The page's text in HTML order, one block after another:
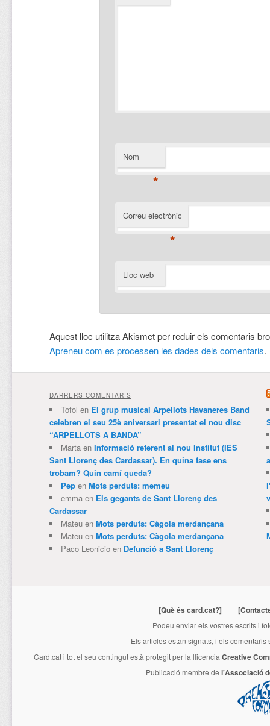
Nom
*
Correu electrònic
*
Lloc web
Aquest lloc utilitza Akismet per reduir els comentaris
Apreneu com es processen les dades dels comentaris.
DARRERS COMENTARIS
Tofol en El grup musical Arpellots Havaneres Band
celebren el seu 25è aniversari presentat el nou disc
“ARPELLOTS A BANDA”
Martaen Informació referent al nou Institut (IES
Sant Llorenç des Cardassar). En quina fase ens
trobam? Quin camí queda?
Pepen Mots perduts: memeu
emmaen Els gegants de Sant Llorenç des
Cardassar
Mateuen Mots perduts: Càgola merdançana
Mateuen Mots perduts: Càgola merdançana
Paco Leonicioen Defunció a Sant Llorenç
[Què és card.cat?]
Podeu enviar els vostres escrits i
Els articles estan signats, i els
Card.cati tot el seu contingut està protegit per la llicenciaCreative
Publicació membre de l'Associació